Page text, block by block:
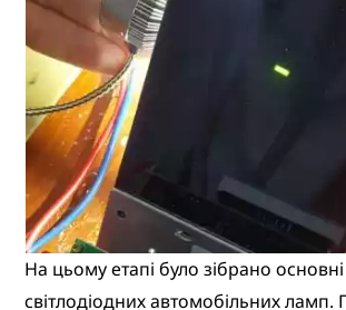
На цьому етапі було зібрано
світлодіодних автомобільних